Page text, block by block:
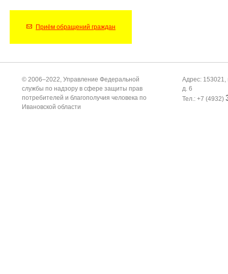
Приём обращений граждан
© 2006–2022, Управление Федеральной
службы по надзору в сфере защиты прав
потребителей и благополучия человека по
Ивановской области
Адрес: 153021,
д. 6
Тел.: +7 (4932)